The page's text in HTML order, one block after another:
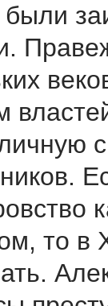
были
то в